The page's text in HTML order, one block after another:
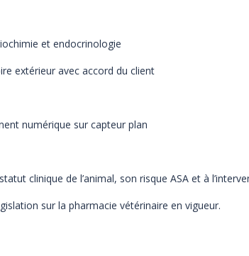
et endocrinologie
avec accord du client
sur capteur plan
de l’animal, son risque ASA et à
sur la pharmacie vétérinaire en vigueur.